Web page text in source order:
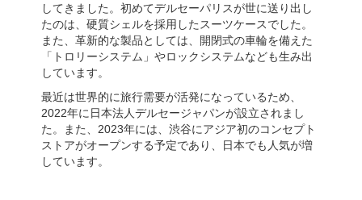
してきました。初めてデルセーパリスが世に送り出し
たのは、硬質シェルを採用したスーツケースでした。
また、革新的な製品としては、開閉式の車輪を備えた
「トロリーシステム」やロックシステムなども生み出
しています。
最近は世界的に旅行需要が活発になっているため、
2022年に日本法人デルセージャパンが設立されまし
た。また、2023年には、渋谷にアジア初のコンセプト
ストアがオープンする予定であり、日本でも人気が増
しています。